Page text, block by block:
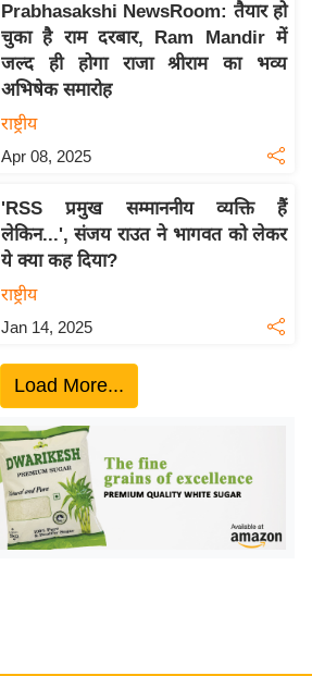
Prabhasakshi NewsRoom: तैयार हो
चुका है राम दरबार, Ram Mandir में
जल्द ही होगा राजा श्रीराम का भव्य
अभिषेक समारोह
राष्ट्रीय
Apr 08, 2025
'RSS प्रमुख सम्माननीय व्यक्ति हैं
लेकिन...', संजय राउत ने भागवत को लेकर
ये क्या कह दिया?
राष्ट्रीय
Jan 14, 2025
Load More...